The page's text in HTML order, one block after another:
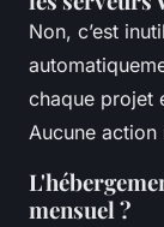
Non, c’est
chaque projet
Aucune action
mensuel ?